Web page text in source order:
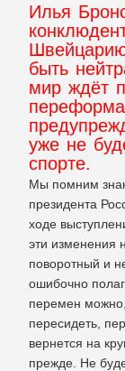
Илья
быть
мир ждёт
уже не
спорте.
Мы помним
президента
ходе
эти изменения
поворотный и
ошибочно
перемен
пересидеть,
вернется на
прежде. Не